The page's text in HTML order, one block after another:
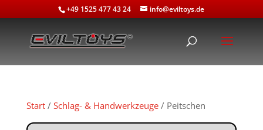
+49 1525 477 43 24 info@eviltoys.de
Start/ Schlag- & Handwerkzeuge/ Peitschen